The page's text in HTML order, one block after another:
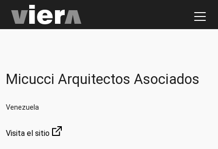
Micucci Arquitectos Asociados
Venezuela
Visita el sitio